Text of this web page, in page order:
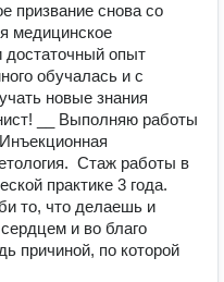
призвание снова со
медицинское
достаточный опыт
обучалась и с
новые знания
__ Выполняю работы
Стаж работы в
практике 3 года.
то, что делаешь и
и во благо
причиной, по которой